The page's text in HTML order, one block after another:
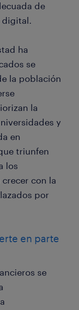
de
digital.
ha
se
la población
la
y
en
triunfen
los
con la
por
en parte
se